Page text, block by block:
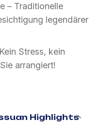
– Traditionelle
legendärer
Stress, kein
arrangiert!
Highlights